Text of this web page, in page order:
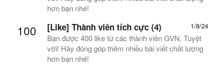
hơn bạn nhé!
100 1/8/24
[Like] Thành viên tích cực (4)
Bạn được 400 like từ các thành viên GVN. Tuyệt
vời! Hãy đóng góp thêm nhiều bài viết chất lượng
hơn bạn nhé!